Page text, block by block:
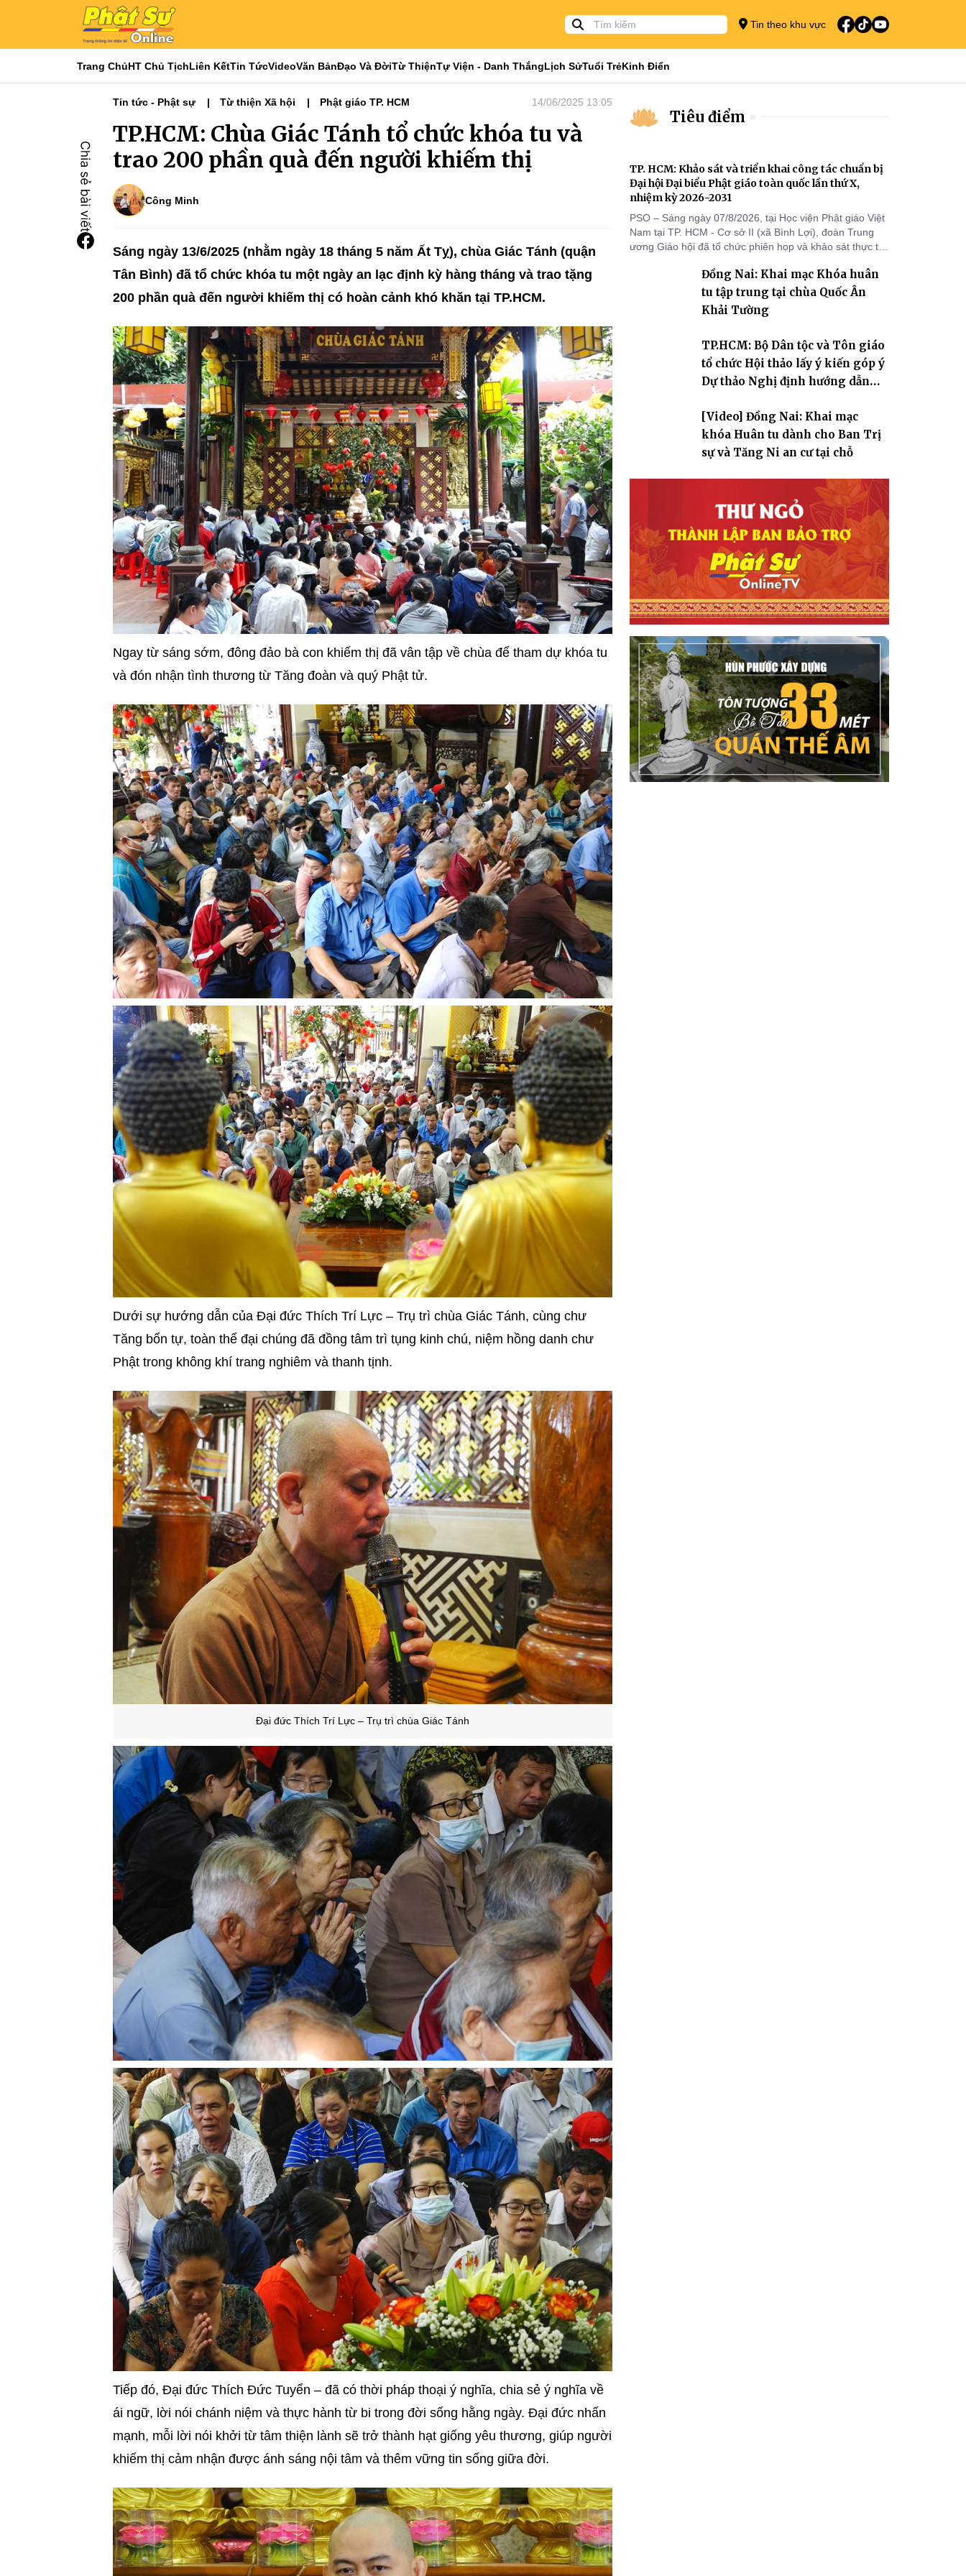
Tin theo khu vực
Trang ChủHT Chủ TịchLiên KếtTin TứcVideoVăn BảnĐạo Và ĐờiTừ ThiệnTự Viện - Danh ThắngLịch SửTuổi TrẻKinh Điển
Tin tức - Phật sự Từ thiện Xã hội Phật giáo TP. HCM 14/06/2025 13:05
TP.HCM: Chùa Giác Tánh tổ chức khóa tu và
trao 200 phần quà đến người khiếm thị
Công Minh
Sáng ngày 13/6/2025 (nhằm ngày 18 tháng 5 năm Ất Tỵ), chùa Giác Tánh (quận
Tân Bình) đã tổ chức khóa tu một ngày an lạc định kỳ hàng tháng và trao tặng
200 phần quà đến người khiếm thị có hoàn cảnh khó khăn tại TP.HCM.
Ngay từ sáng sớm, đông đảo bà con khiếm thị đã vân tập về chùa để tham dự khóa tu
và đón nhận tình thương từ Tăng đoàn và quý Phật tử.
Dưới sự hướng dẫn của Đại đức Thích Trí Lực – Trụ trì chùa Giác Tánh, cùng chư
Tăng bổn tự, toàn thể đại chúng đã đồng tâm trì tụng kinh chú, niệm hồng danh chư
Phật trong không khí trang nghiêm và thanh tịnh.
Đại đức Thích Trí Lực – Trụ trì chùa Giác Tánh
Tiếp đó, Đại đức Thích Đức Tuyển – đã có thời pháp thoại ý nghĩa, chia sẻ ý nghĩa về
ái ngữ, lời nói chánh niệm và thực hành từ bi trong đời sống hằng ngày. Đại đức nhấn
mạnh, mỗi lời nói khởi từ tâm thiện lành sẽ trở thành hạt giống yêu thương, giúp người
khiếm thị cảm nhận được ánh sáng nội tâm và thêm vững tin sống giữa đời.
Tiêu điểm
TP. HCM: Khảo sát và triển khai công tác chuẩn bị
Đại hội Đại biểu Phật giáo toàn quốc lần thứ X,
nhiệm kỳ 2026-2031
PSO – Sáng ngày 07/8/2026, tại Học viện Phật giáo Việt
Nam tại TP. HCM - Cơ sở II (xã Bình Lợi), đoàn Trung
ương Giáo hội đã tổ chức phiên họp và khảo sát thực tế
giáo toàn quốc lần thứ X, nhiệm kỳ 2026-2031.
Đồng Nai: Khai mạc Khóa huân
tu tập trung tại chùa Quốc Ân
Khải Tường
TP.HCM: Bộ Dân tộc và Tôn giáo
tổ chức Hội thảo lấy ý kiến góp ý
Dự thảo Nghị định hướng dẫn
giáo
[Video] Đồng Nai: Khai mạc
khóa Huân tu dành cho Ban Trị
sự và Tăng Ni an cư tại chỗ